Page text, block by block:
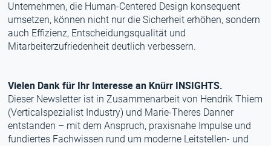
Unternehmen, die Human-Centered Design konsequent
umsetzen, können nicht nur die Sicherheit erhöhen, sondern
auch Effizienz, Entscheidungsqualität und
Mitarbeiterzufriedenheit deutlich verbessern.
Vielen Dank für Ihr Interesse an Knürr INSIGHTS.
Dieser Newsletter ist in Zusammenarbeit von Hendrik Thiem
(Verticalspezialist Industry) und Marie-Theres Danner
entstanden – mit dem Anspruch, praxisnahe Impulse und
fundiertes Fachwissen rund um moderne Leitstellen- und